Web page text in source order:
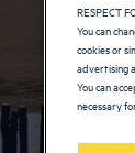
RESPECT
You can
cookies or
advertising
You can
necessary